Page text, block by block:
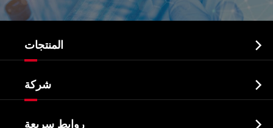
المنتجات 
الصيدلانية وسيطة
البيوكيميائية
شركة 
روابط سريعة 